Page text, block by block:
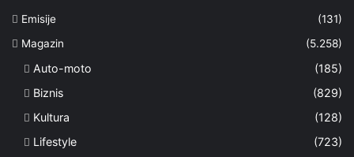
Emisije
(131)
Magazin
(5.258)
Auto-moto
(185)
Biznis
(829)
Kultura
(128)
Lifestyle
(723)